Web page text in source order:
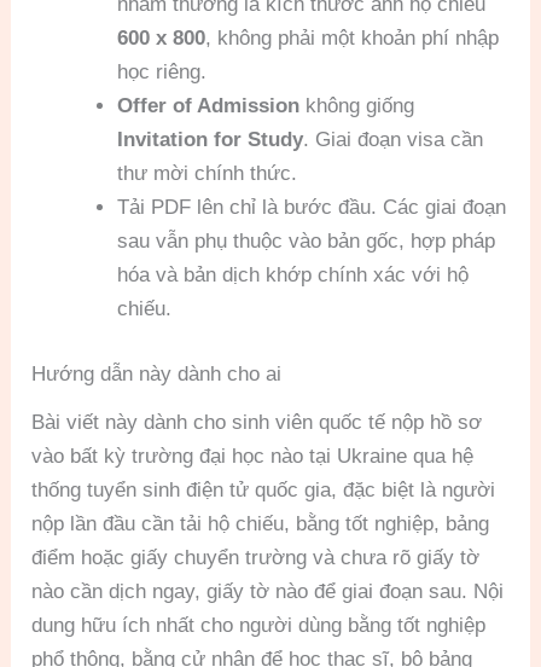
600 x 800, không phải một khoản phí nhập
học riêng.
Offer of Admission không giống
Invitation for Study. Giai đoạn visa cần
thư mời chính thức.
Tải PDF lên chỉ là bước đầu. Các giai đoạn
sau vẫn phụ thuộc vào bản gốc, hợp pháp
hóa và bản dịch khớp chính xác với hộ
chiếu.
Hướng dẫn này dành cho ai
Bài viết này dành cho sinh viên quốc tế nộp hồ sơ
vào bất kỳ trường đại học nào tại Ukraine qua hệ
thống tuyển sinh điện tử quốc gia, đặc biệt là người
nộp lần đầu cần tải hộ chiếu, bằng tốt nghiệp, bảng
điểm hoặc giấy chuyển trường và chưa rõ giấy tờ
nào cần dịch ngay, giấy tờ nào để giai đoạn sau. Nội
dung hữu ích nhất cho người dùng bằng tốt nghiệp
phổ thông, bằng cử nhân để học thạc sĩ, bộ bảng